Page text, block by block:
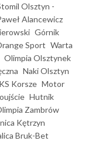
Olsztyn -
Alancewicz
Górnik
Sport Warta
Olimpia Olsztynek
Naki Olsztyn
Korsze Motor
Hutnik
Zambrów
Kętrzyn
Bruk-Bet